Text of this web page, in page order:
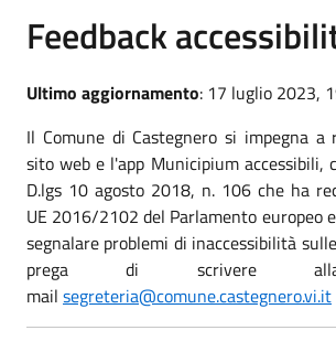
Feedback
Ultimo aggiornamento: 17 luglio 2023,
Il Comune di Castegnero si impegna
sito web e l'app Municipium accessibili,
D.lgs 10 agosto 2018, n. 106 che ha
UE 2016/2102 del Parlamento europeo
segnalare problemi di inaccessibilità
prega di scrivere alla
mail segreteria@comune.castegnero.vi.it